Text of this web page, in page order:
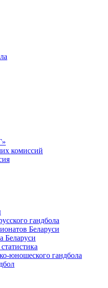
комиссий
гандбола
Беларуси
Беларуси
юношеского гандбола